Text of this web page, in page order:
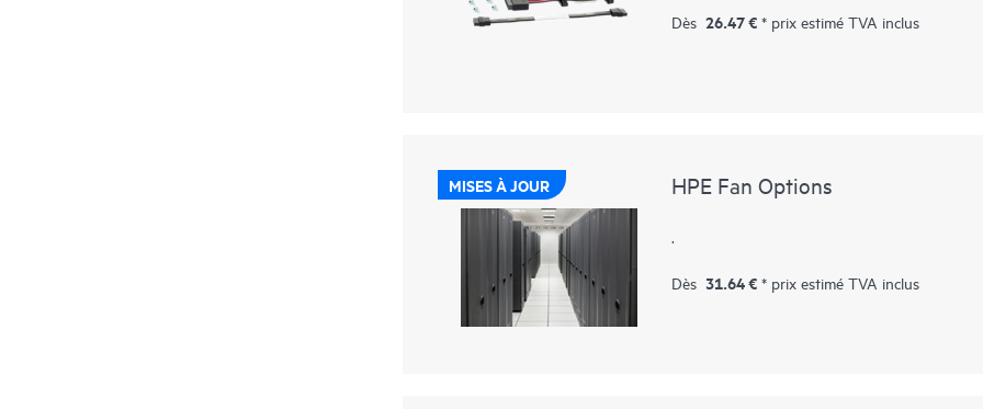
Dès 26.47 € * prix estimé TVA inclus
MISES À JOUR HPE Fan Options
Dès 31.64 € * prix estimé TVA inclus